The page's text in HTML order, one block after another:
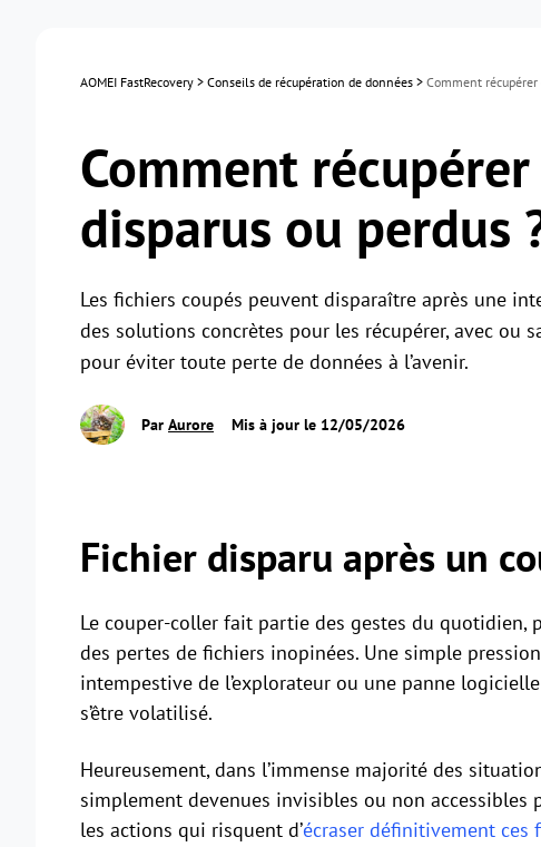
AOMEI FastRecovery > Conseils de récupération de données > Comment récupérer
Comment
disparus ou perdus
Les fichiers coupés peuvent disparaître après une
des solutions concrètes pour les récupérer, avec ou
pour éviter toute perte de données à l’avenir.
Par Aurore Mis à jour le 12/05/2026
Fichier disparu après un
Le couper-coller fait partie des gestes du
des pertes de fichiers inopinées. Une simple
intempestive de l’explorateur ou une panne
s’être volatilisé.
Heureusement, dans l’immense majorité des
simplement devenues invisibles ou non
les actions qui risquent d’écraser définitivement ces